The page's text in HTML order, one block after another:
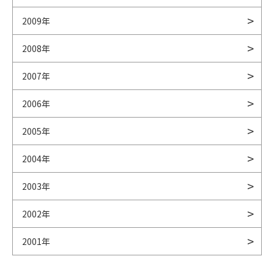
2009年
2008年
2007年
2006年
2005年
2004年
2003年
2002年
2001年